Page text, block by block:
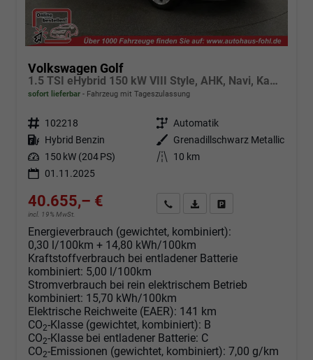
Volkswagen Golf
1.5 TSI eHybrid 150 kW VIII Style, AHK, Navi, Kamera, Side, LED-Plus
sofort lieferbar Fahrzeug mit Tageszulassung
Fahrzeugnr. 102218 Getriebe Automatik
Kraftstoff Hybrid Benzin Außenfarbe
Grenadillschwarz Metallic
Leistung 150 kW (204 PS) Kilometerstand
10 km
01.11.2025
40.655,– €
incl. 19% MwSt.
Angebot anfordern
Fahrzeugexpose (PDF)
Energieverbrauch (gewichtet, kombiniert):
0,30 l/100km + 14,80 kWh/100km
Kraftstoffverbrauch bei entladener Batterie
kombiniert: 5,00 l/100km
Stromverbrauch bei rein elektrischem Betrieb
kombiniert: 15,70 kWh/100km
Elektrische Reichweite (EAER): 141 km
CO2-Klasse (gewichtet, kombiniert): B
CO2-Klasse bei entladener Batterie: C
CO2-Emissionen (gewichtet, kombiniert): 7,00 g/km